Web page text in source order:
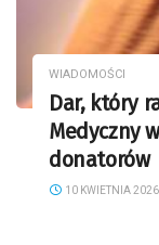
WIADOMOŚCI
Dar, który
Medyczny
donatorów
10 KWIETNIA 2026